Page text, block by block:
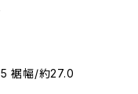
裾幅/約27.0